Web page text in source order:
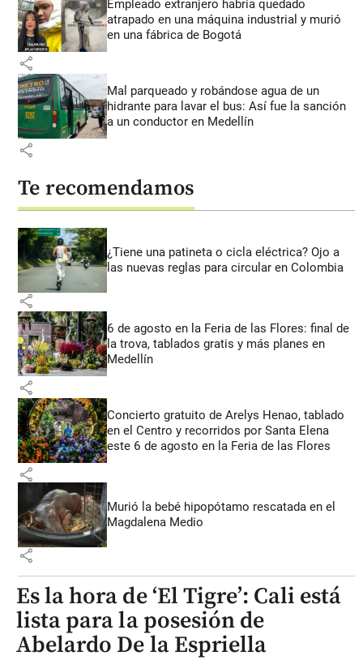
Empleado extranjero habría quedado
atrapado en una máquina industrial y murió
en una fábrica de Bogotá
share
Mal parqueado y robándose agua de un
hidrante para lavar el bus: Así fue la sanción
a un conductor en Medellín
share
Te recomendamos
¿Tiene una patineta o cicla eléctrica? Ojo a
las nuevas reglas para circular en Colombia
share
6 de agosto en la Feria de las Flores: final de
la trova, tablados gratis y más planes en
Medellín
share
Concierto gratuito de Arelys Henao, tablado
en el Centro y recorridos por Santa Elena
este 6 de agosto en la Feria de las Flores
share
Murió la bebé hipopótamo rescatada en el
Magdalena Medio
share
Es la hora de ‘El Tigre’: Cali está
lista para la posesión de
Abelardo De la Espriella